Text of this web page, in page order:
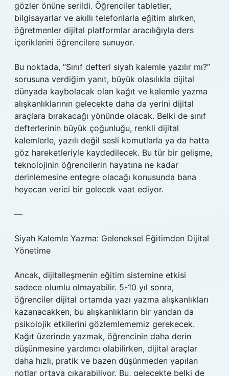
gözler önüne serildi. Öğrenciler tabletler,
bilgisayarlar ve akıllı telefonlarla eğitim alırken,
öğretmenler dijital platformlar aracılığıyla ders
içeriklerini öğrencilere sunuyor.
Bu noktada, “Sınıf defteri siyah kalemle yazılır mı?”
sorusuna verdiğim yanıt, büyük olasılıkla dijital
dünyada kaybolacak olan kağıt ve kalemle yazma
alışkanlıklarının gelecekte daha da yerini dijital
araçlara bırakacağı yönünde olacak. Belki de sınıf
defterlerinin büyük çoğunluğu, renkli dijital
kalemlerle, yazılı değil sesli komutlarla ya da hatta
göz hareketleriyle kaydedilecek. Bu tür bir gelişme,
teknolojinin öğrencilerin hayatına ne kadar
derinlemesine entegre olacağı konusunda bana
heyecan verici bir gelecek vaat ediyor.
—
Siyah Kalemle Yazma: Geleneksel Eğitimden Dijital
Yönetime
Ancak, dijitalleşmenin eğitim sistemine etkisi
sadece olumlu olmayabilir. 5-10 yıl sonra,
öğrenciler dijital ortamda yazı yazma alışkanlıkları
kazanacakken, bu alışkanlıkların bir yandan da
psikolojik etkilerini gözlemlememiz gerekecek.
Kağıt üzerinde yazmak, öğrencinin daha derin
düşünmesine yardımcı olabilirken, dijital araçlar
daha hızlı, pratik ve bazen düşünmeden yapılan
notlar ortaya çıkarabiliyor. Bu, gelecekte belki de